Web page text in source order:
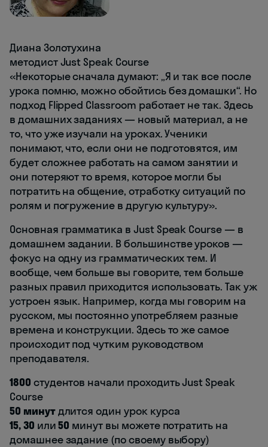
Диана Золотухина
методист Just Speak Course
«Некоторые сначала думают: „Я и так все после
урока помню, можно обойтись без домашки“. Но
подход Flipped Classroom работает не так. Здесь
в домашних заданиях — новый материал, а не
то, что уже изучали на уроках. Ученики
понимают, что, если они не подготовятся, им
будет сложнее работать на самом занятии и
они потеряют то время, которое могли бы
потратить на общение, отработку ситуаций по
ролям и погружение в другую культуру».
Основная грамматика в Just Speak Course — в
домашнем задании. В большинстве уроков —
фокус на одну из грамматических тем. И
вообще, чем больше вы говорите, тем больше
разных правил приходится использовать. Так уж
устроен язык. Например, когда мы говорим на
русском, мы постоянно употребляем разные
времена и конструкции. Здесь то же самое
происходит под чутким руководством
преподавателя.
1800 студентов начали проходить Just Speak
Course
50 минутдлится один урок курса
15, 30 или50 минут вы можете потратить на
домашнее задание (по своему выбору)